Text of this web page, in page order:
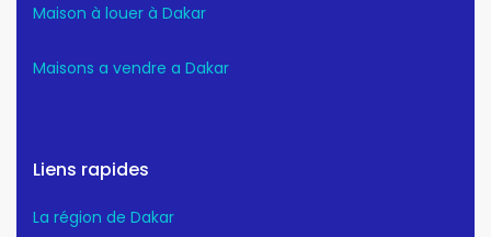
Maison à louer à Dakar
Maisons a vendre a Dakar
Liens rapides
La région de Dakar